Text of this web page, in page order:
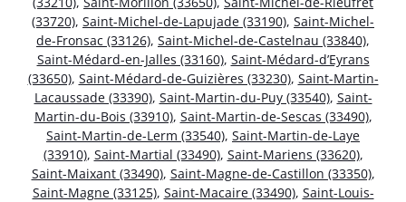
(33720), Saint-Michel-de-Lapujade (33190), Saint-Michel-
de-Fronsac (33126), Saint-Michel-de-Castelnau (33840),
Saint-Médard-en-Jalles (33160), Saint-Médard-d’Eyrans
(33650), Saint-Médard-de-Guizières (33230), Saint-Martin-
Lacaussade (33390), Saint-Martin-du-Puy (33540), Saint-
Martin-du-Bois (33910), Saint-Martin-de-Sescas (33490),
Saint-Martin-de-Lerm (33540), Saint-Martin-de-Laye
(33910), Saint-Martial (33490), Saint-Mariens (33620),
Saint-Maixant (33490), Saint-Magne-de-Castillon (33350),
Saint-Magne (33125), Saint-Macaire (33490), Saint-Louis-